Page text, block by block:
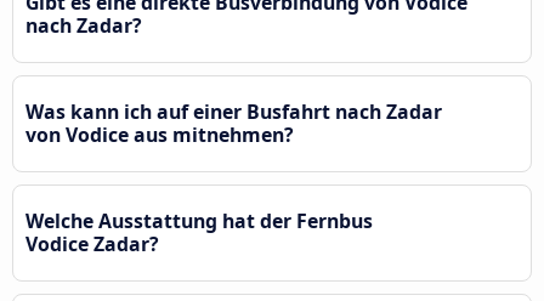
nach Zadar?
Was kann ich auf einer Busfahrt nach Zadar
von Vodice aus mitnehmen?
Welche Ausstattung hat der Fernbus
Vodice Zadar?